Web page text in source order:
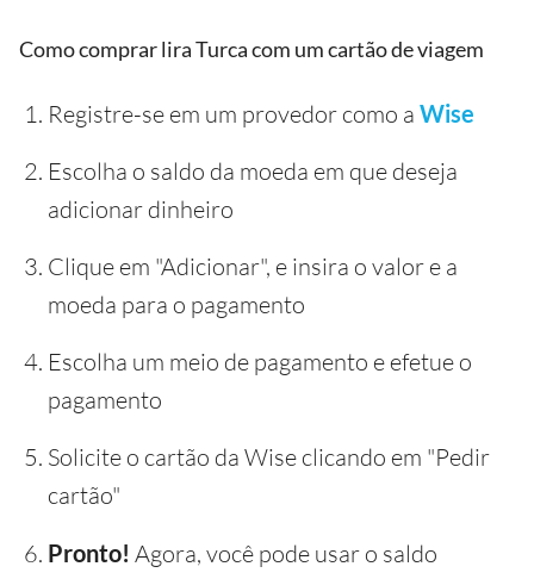
Como comprar lira Turca com um cartão de viagem
Registre-se em um provedor como a Wise
Escolha o saldo da moeda em que deseja
adicionar dinheiro
Clique em "Adicionar", e insira o valor e a
moeda para o pagamento
Escolha um meio de pagamento e efetue o
pagamento
Solicite o cartão da Wise clicando em "Pedir
cartão"
Pronto! Agora, você pode usar o saldo